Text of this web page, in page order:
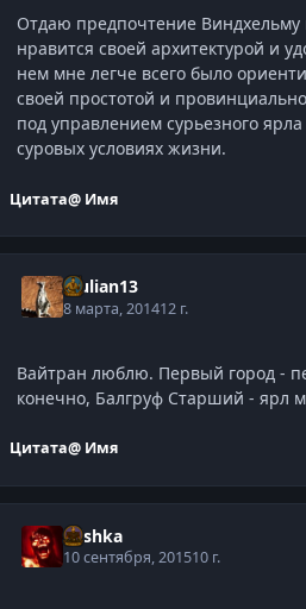
Отдаю предпочтение
нравится своей архитектурой и
нем мне легче всего было
своей простотой и
под управлением сурьезного
суровых условиях жизни.
Цитата@ Имя
djulian13
8 марта, 201412 г.
Вайтран люблю. Первый город -
конечно, Балгруф Старший - ярл
Цитата@ Имя
Mishka
10 сентября, 201510 г.